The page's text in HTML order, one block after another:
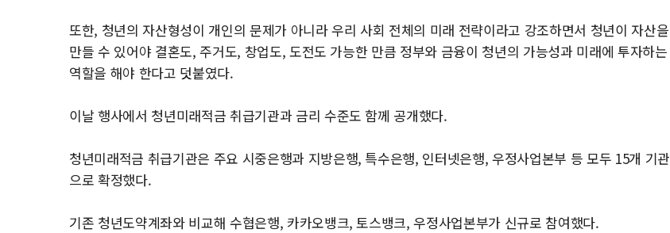
또한, 청년의 자산형성이 개인의 문제가 아니라 우리 사회 전체의 미래 전략이라고 강조하면서 청년이 자산을
만들 수 있어야 결혼도, 주거도, 창업도, 도전도 가능한 만큼 정부와 금융이 청년의 가능성과 미래에 투자하는
역할을 해야 한다고 덧붙였다.
이날 행사에서 청년미래적금 취급기관과 금리 수준도 함께 공개했다.
청년미래적금 취급기관은 주요 시중은행과 지방은행, 특수은행, 인터넷은행, 우정사업본부 등 모두 15개 기관
으로 확정했다.
기존 청년도약계좌와 비교해 수협은행, 카카오뱅크, 토스뱅크, 우정사업본부가 신규로 참여했다.